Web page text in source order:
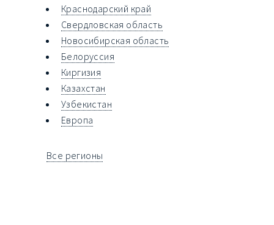
Краснодарский край
Свердловская область
Новосибирская область
Белоруссия
Киргизия
Казахстан
Узбекистан
Европа
Все регионы